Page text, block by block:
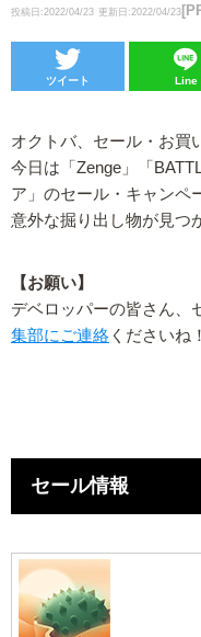
投稿日:2022/04/23 更新日:2022/04/23
ツイート Line
オクトバ、セール・お買
今日は「Zenge」「
ア」のセール・キャンペ
意外な掘り出し物が見つ
【お願い】
デベロッパーの皆さん、
集部にご連絡 くださいね！
セール情報